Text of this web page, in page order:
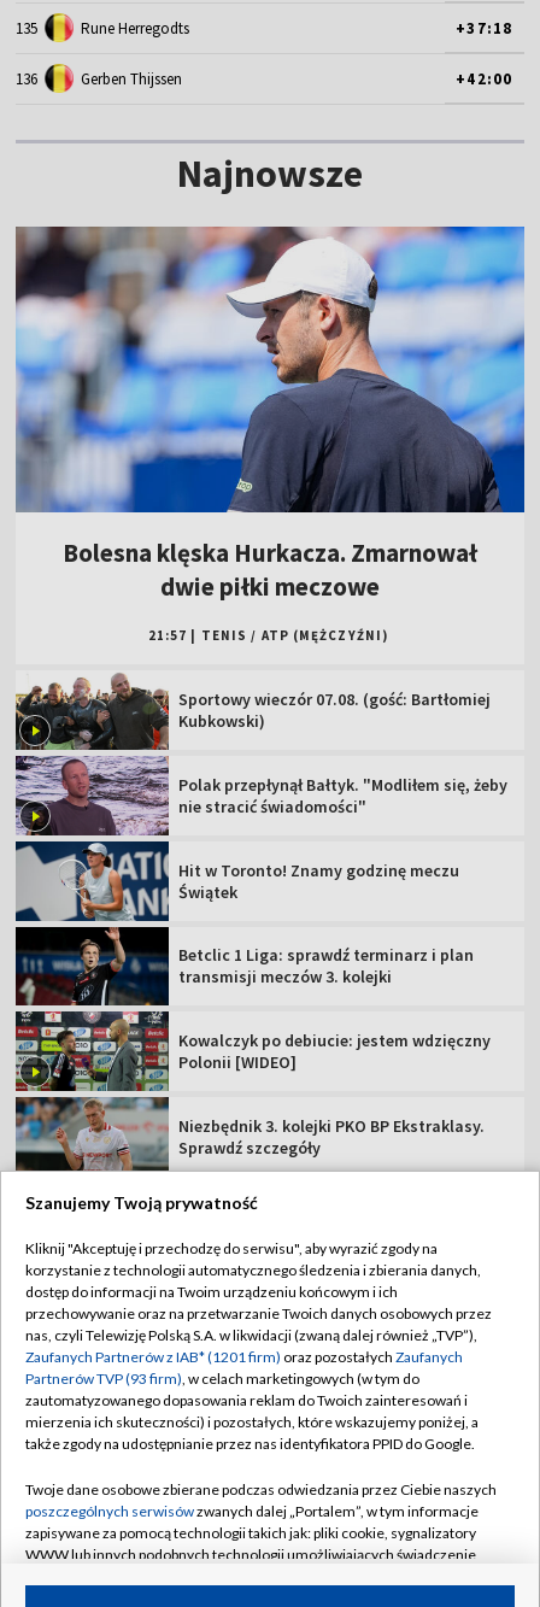
135 Rune Herregodts +37:18
136 Gerben Thijssen +42:00
Najnowsze
Bolesna klęska Hurkacza. Zmarnował
dwie piłki meczowe
21:57 TENIS / ATP (MĘŻCZYŹNI)
Sportowy wieczór 07.08. (gość: Bartłomiej
Kubkowski)
Polak przepłynął Bałtyk. "Modliłem się, żeby
nie stracić świadomości"
Hit w Toronto! Znamy godzinę meczu
Świątek
Betclic 1 Liga: sprawdź terminarz i plan
transmisji meczów 3. kolejki
Kowalczyk po debiucie: jestem wdzięczny
Polonii [WIDEO]
Niezbędnik 3. kolejki PKO BP Ekstraklasy.
Sprawdź szczegóły
TVP
Abonament TVP
Sklep TVP
Biuro Reklamy
Oferta Handlowa
Emisja w TVP
Rada Programowa
Ogłoszenia przetargowe
Regulamin TVP
Polityka prywatności
Moje zgody
Biuro reklamy
Kanały
Szanujemy Twoją prywatność
Kliknij "Akceptuję i przechodzę do serwisu", aby wyrazić zgody na
korzystanie z technologii automatycznego śledzenia i zbierania danych,
dostęp do informacji na Twoim urządzeniu końcowym i ich
przechowywanie oraz na przetwarzanie Twoich danych osobowych przez
nas, czyli Telewizję Polską S.A. w likwidacji (zwaną dalej również „TVP”),
Zaufanych Partnerów z IAB* (1201 firm) oraz pozostałych Zaufanych
Partnerów TVP (93 firm), w celach marketingowych (w tym do
zautomatyzowanego dopasowania reklam do Twoich zainteresowań i
mierzenia ich skuteczności) i pozostałych, które wskazujemy poniżej, a
także zgody na udostępnianie przez nas identyfikatora PPID do Google.
Twoje dane osobowe zbierane podczas odwiedzania przez Ciebie naszych
poszczególnych serwisówzwanych dalej „Portalem”, w tym informacje
zapisywane za pomocą technologii takich jak: pliki cookie, sygnalizatory
WWW lub innych podobnych technologii umożliwiających świadczenie